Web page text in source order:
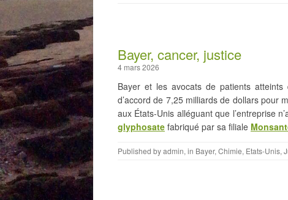
Bayer, cancer, justice
4 mars 2026
Bayer et les avocats de patients
d’accord de 7,25 milliards de dollars pour
aux États-Unis alléguant que l’entreprise
glyphosate fabriqué par sa filiale
Published byadmin, in Bayer, Chimie, Etats-Unis,